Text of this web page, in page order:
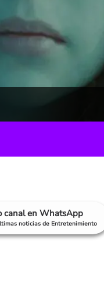
canal en WhatsApp
noticias de Entretenimiento